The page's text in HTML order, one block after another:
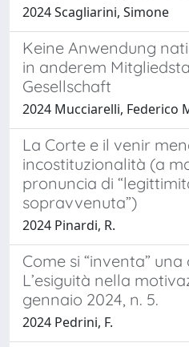
2024 Scagliarini, Simone
Keine Anwendung
in anderem
Gesellschaft
2024 Mucciarelli, Federico
La Corte e il venir
incostituzionalità (a
pronuncia di
sopravvenuta”)
2024 Pinardi, R.
Come si “inventa”
L’esiguità nella
gennaio 2024, n. 5.
2024 Pedrini, F.